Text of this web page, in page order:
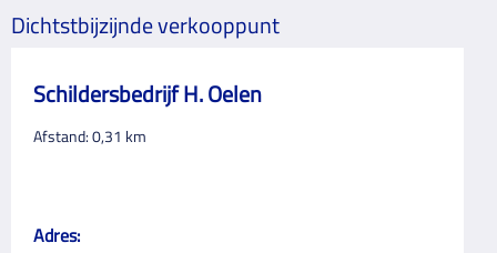
Dichtstbijzijnde verkooppunt
Schildersbedrijf H. Oelen
Afstand:0,31 km
Adres: